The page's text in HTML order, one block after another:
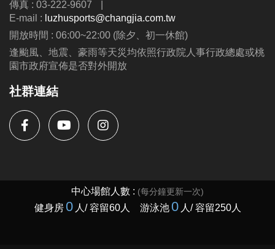
傳真 : 03-222-9607
|
E-mail : luzhusports@changjia.com.tw
開放時間 : 06:00~22:00 (除夕、初一休館)
逢颱風、地震、豪雨等天災均依照行政院人事行政總處或桃
園市政府宣佈是否對外開放
社群連結